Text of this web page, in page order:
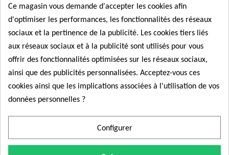
Ce magasin vous demande d'accepter les cookies afin
d'optimiser les performances, les fonctionnalités des réseaux
sociaux et la pertinence de la publicité. Les cookies tiers liés
aux réseaux sociaux et à la publicité sont utilisés pour vous
offrir des fonctionnalités optimisées sur les réseaux sociaux,
ainsi que des publicités personnalisées. Acceptez-vous ces
cookies ainsi que les implications associées à l'utilisation de vos
données personnelles ?
Configurer